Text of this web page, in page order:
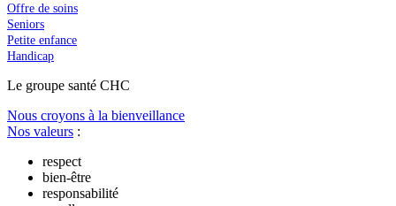
Offre de soins
Seniors
Petite enfance
Handicap
Le groupe santé CHC
Nous croyons à la bienveillance
Nos valeurs :
respect
bien-être
responsabilité